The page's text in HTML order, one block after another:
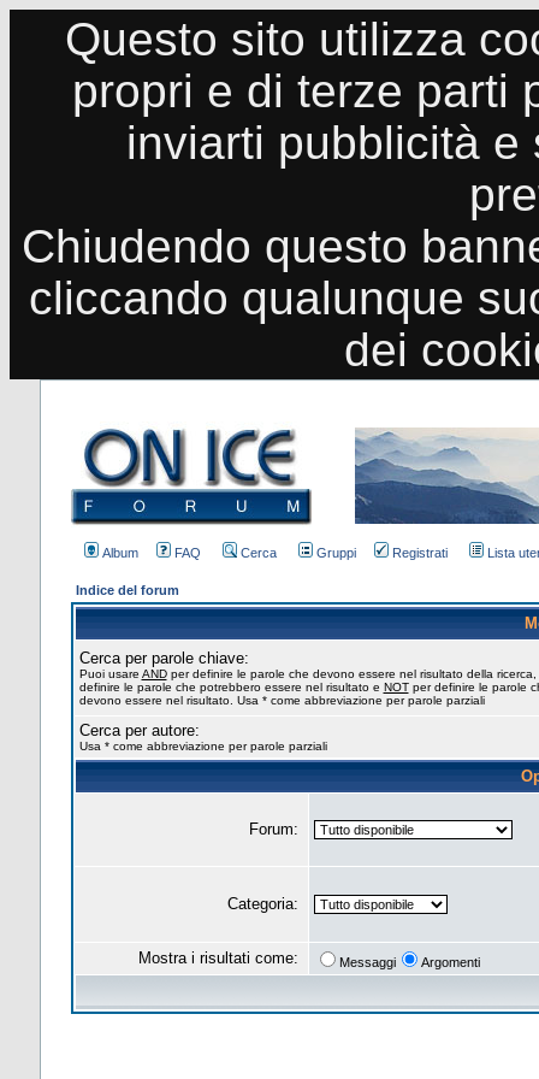
Questo sito utilizza
propri e di terze parti
inviarti pubblicità
Chiudendo questo
cliccando qualunque
dei
Album FAQ Cerca Gruppi Registrati Lista
Indice del forum
Cerca per parole chiave:
Puoi usare ANDper definire le parole che devono essere nel risultato della ricerca,
definire le parole che potrebbero essere nel risultato e NOTper definire le parole
devono essere nel risultato. Usa * come abbreviazione per parole parziali
Cerca per autore:
Usa * come abbreviazione per parole parziali
Forum:
Categoria:
Mostra i risultati come: Messaggi Argomenti